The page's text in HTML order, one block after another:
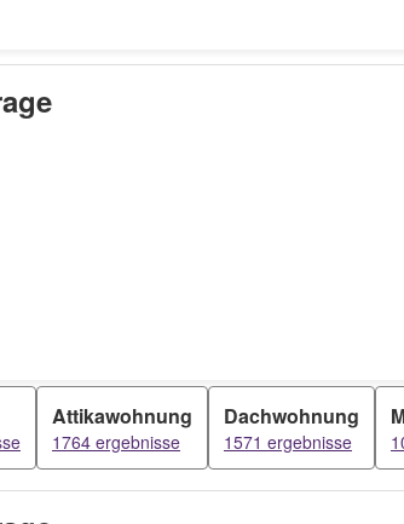
Attikawohnung
1764 ergebnisse
Dachwohnung
1571 ergebnisse